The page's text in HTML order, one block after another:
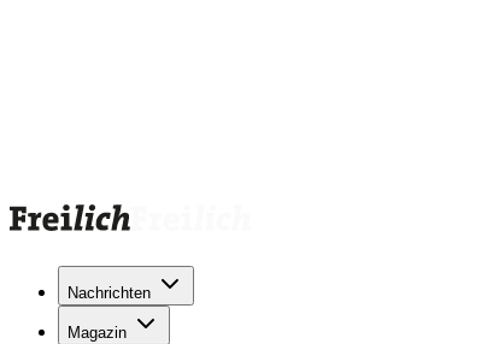
Nachrichten
Magazin